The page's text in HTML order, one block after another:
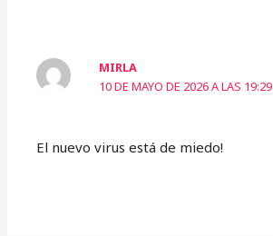
MIRLA
10 DE MAYO DE 2026 A LAS 19:29
El nuevo virus está de miedo!